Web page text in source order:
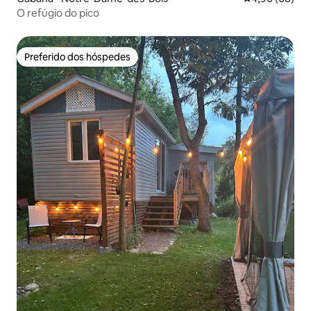
O refúgio do pico
Preferido dos hóspedes
Preferido dos hóspedes